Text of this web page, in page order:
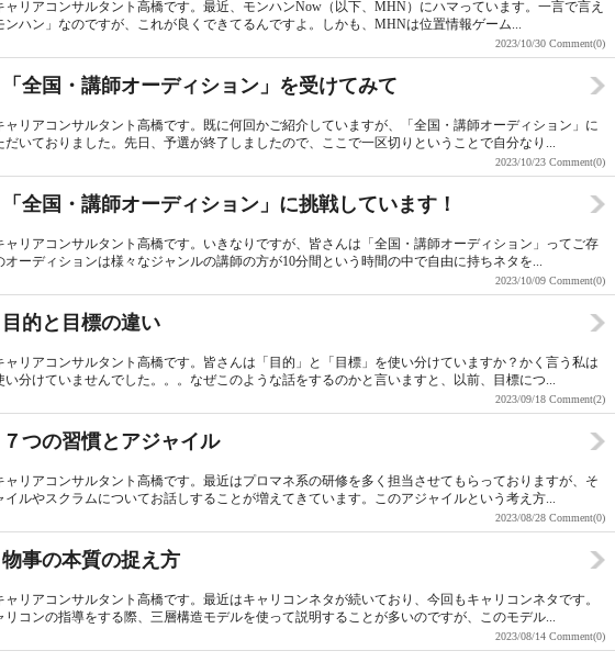
ャリアコンサルタント高橋です。最近、モンハンNow（以下、MHN）にハマっています。一言で言え
ンハン」なのですが、これが良くできてるんですよ。しかも、MHNは位置情報ゲーム...
2023/10/30 Comment(0)
全国・講師オーディション」を受けてみて
ャリアコンサルタント高橋です。既に何回かご紹介していますが、「全国・講師オーディション」に
だいておりました。先日、予選が終了しましたので、ここで一区切りということで自分なり...
2023/10/23 Comment(0)
全国・講師オーディション」に挑戦しています！
ャリアコンサルタント高橋です。いきなりですが、皆さんは「全国・講師オーディション」ってご存
オーディションは様々なジャンルの講師の方が10分間という時間の中で自由に持ちネタを...
2023/10/09 Comment(0)
的と目標の違い
ャリアコンサルタント高橋です。皆さんは「目的」と「目標」を使い分けていますか？かく言う私は
い分けていませんでした。。。なぜこのような話をするのかと言いますと、以前、目標につ...
2023/09/18 Comment(2)
つの習慣とアジャイル
ャリアコンサルタント高橋です。最近はプロマネ系の研修を多く担当させてもらっておりますが、そ
イルやスクラムについてお話しすることが増えてきています。このアジャイルという考え方...
2023/08/28 Comment(0)
事の本質の捉え方
ャリアコンサルタント高橋です。最近はキャリコンネタが続いており、今回もキャリコンネタです。
リコンの指導をする際、三層構造モデルを使って説明することが多いのですが、このモデル...
2023/08/14 Comment(0)